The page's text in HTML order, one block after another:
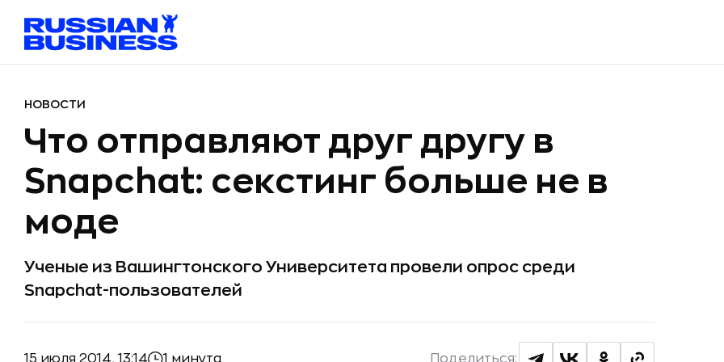
НОВОСТИ
Что отправляют друг другу в
Snapсhat: секстинг больше не в
моде
Ученые из Вашингтонского Университета провели опрос среди
Snapchat-пользователей
15 июля 2014, 13:14 1 минута Поделиться: